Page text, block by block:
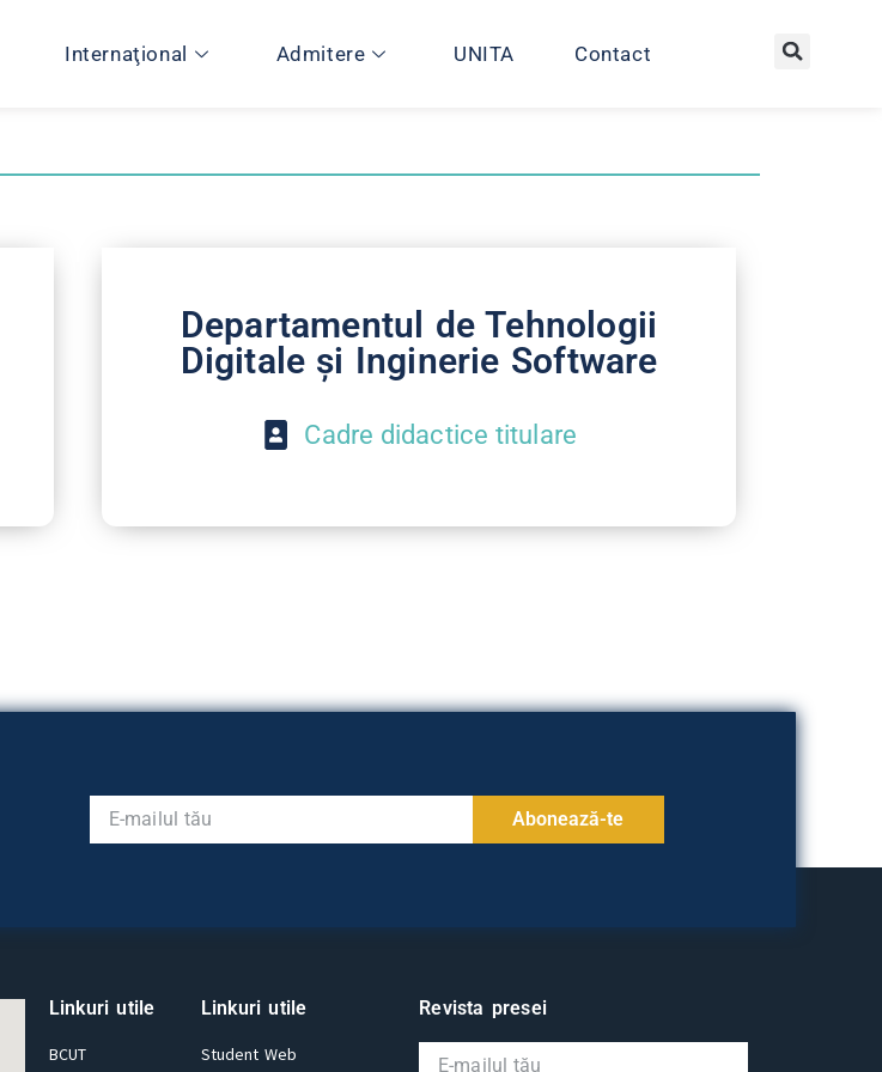
Internaţional Admitere UNITA Contact
Departamentul de Tehnologii
Digitale și Inginerie Software
Cadre didactice titulare
Abonează-te
Linkuri utile
BCUT
Linkuri utile
Student Web
Revista presei